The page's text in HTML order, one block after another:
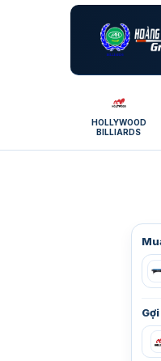
HOLLYWOOD
BILLIARDS